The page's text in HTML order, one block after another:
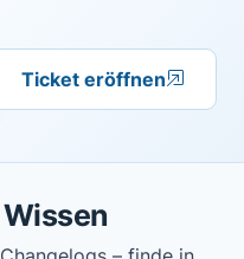
Ticket eröffnen